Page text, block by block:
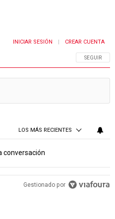
SIGA ESTA
SEGUIR
INICIAR SESIÓN CREAR CUENTA
LOS MÁS RECIENTES
conversación